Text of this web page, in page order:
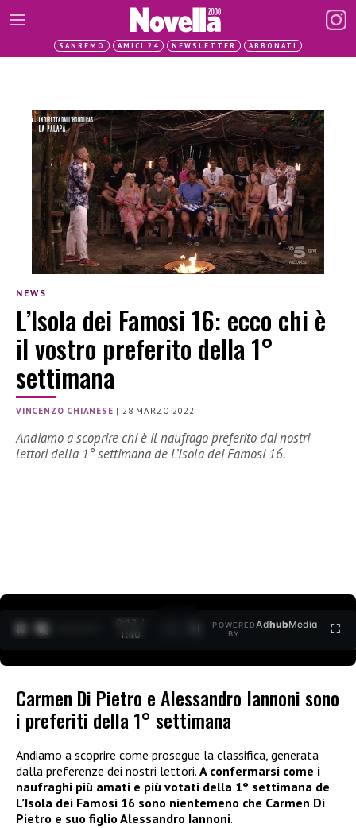
SANREMO AMICI 24 NEWSLETTER ABBONATI
NEWS
L’Isola dei Famosi 16: ecco chi è
il vostro preferito della 1°
settimana
VINCENZO CHIANESE |28 MARZO 2022
Andiamo a scoprire chi è il naufrago preferito dai nostri
lettori della 1° settimana de L’Isola dei Famosi 16.
0:12 /
1:40
POWERED
BY
AdhubMedia
Carmen Di Pietro e Alessandro Iannoni sono
i preferiti della 1° settimana
Andiamo a scoprire come prosegue la classifica, generata
dalla preferenze dei nostri lettori. A confermarsi come i
naufraghi più amati e più votati della 1° settimana de
L’Isola dei Famosi 16 sono nientemeno che Carmen Di
Pietro e suo figlio Alessandro Iannoni.